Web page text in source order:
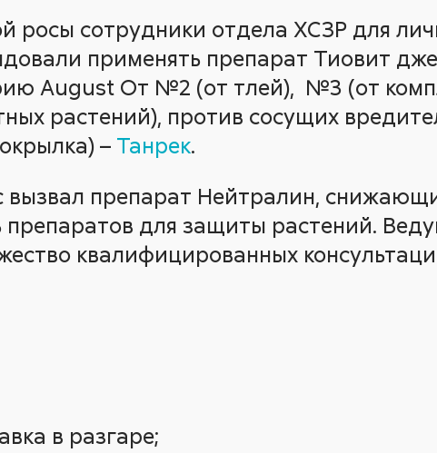
росы сотрудники отдела ХСЗР для
применять препарат Тиовит
August От №2 (от тлей), №3 (от
растений), против сосущих
– Танрек.
вызвал препарат Нейтралин,
препаратов для защиты растений.
квалифицированных
в разгаре;